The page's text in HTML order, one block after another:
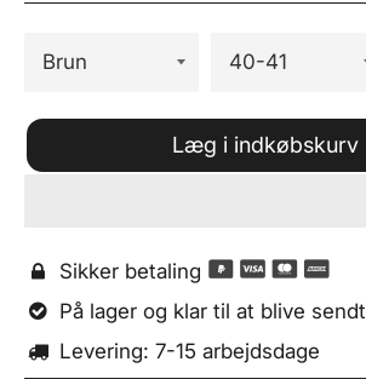
Læg i indkøbskurv
 Sikker betaling
 På lager og klar til at blive sendt
 Levering: 7-15 arbejdsdage